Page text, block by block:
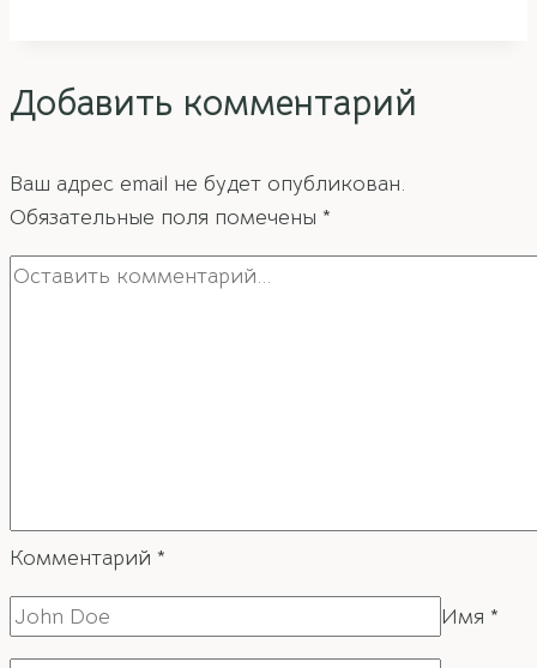
Добавить комментарий
Ваш адрес email не будет опубликован.
Обязательные поля помечены *
Комментарий *
Имя *